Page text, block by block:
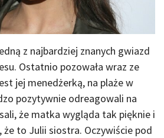
z najbardziej znanych gwiazd
Ostatnio pozowała wraz ze
jej menedżerką, na plaże w
pozytywnie odreagowali na
że matka wygląda tak pięknie i
że to Julii siostra. Oczywiście pod